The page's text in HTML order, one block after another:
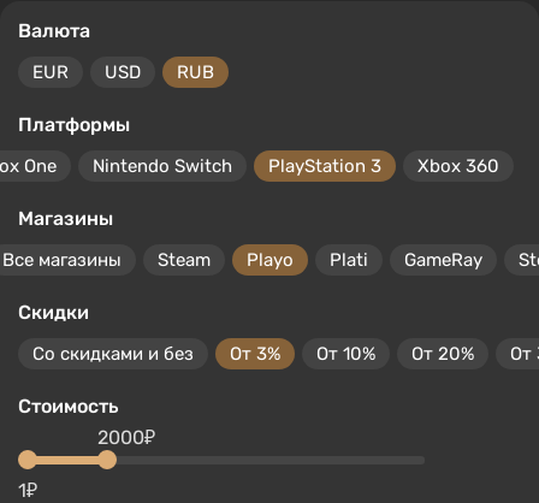
Валюта
EUR USD RUB
Платформы
One Nintendo Switch PlayStation 3 Xbox 360
Магазины
Все магазины Steam Playo Plati GameRay
Скидки
Со скидками и без От 3% От 10% От 20% От
Стоимость
1₽
2000₽